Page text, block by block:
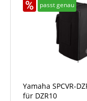
passt genau
Yamaha SPCVR-
für DZR10